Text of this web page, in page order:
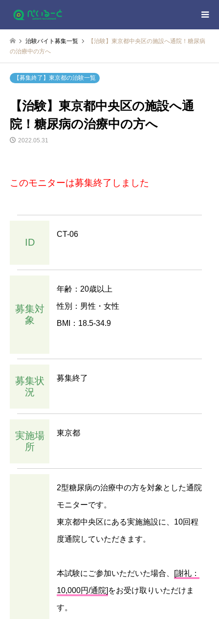
治験バイト募集一覧
【治験】東京都中央区の施設へ通院！糖尿病
の治療中の方へ
【募集終了】東京都の治験一覧
【治験】東京都中央区の施設へ通
院！糖尿病の治療中の方へ
2022.05.31
このモニターは募集終了しました
ID
CT-06
募集対
象
年齢：20歳以上
性別：男性・女性
BMI：18.5-34.9
募集状
況
募集終了
実施場
所
東京都
2型糖尿病の治療中の方を対象とした通院
モニターです。
東京都中央区にある実施施設に、10回程
度通院していただきます。
本試験にご参加いただいた場合、 [謝礼：
10,000円/通院] をお受け取りいただけま
す。